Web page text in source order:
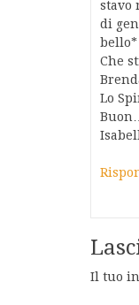
stavo
di
bello*
Che
Lo
Il tuo